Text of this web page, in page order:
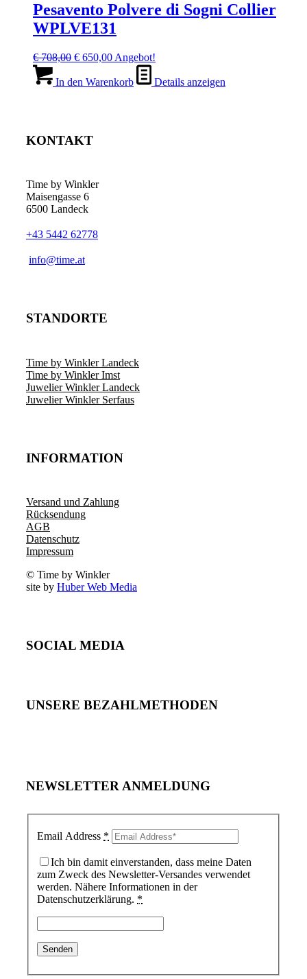
Pesavento Polvere di Sogni Collier
WPLVE131
€708,00 Ursprünglicher
war:
€ 650,00Aktueller
ist:
Angebot!
In den Warenkorb Details anzeigen
KONTAKT
Time by Winkler
Maisengasse 6
6500 Landeck
+43 5442 62778
­info@time.at
STANDORTE
Time by Winkler Landeck
Time by Winkler Imst
Juwelier Winkler Landeck
Juwelier Winkler Serfaus
INFORMATION
Versand und Zahlung
Rücksendung
AGB
Datenschutz
Impressum
© Time by Winkler
site by Huber Web Media
SOCIAL MEDIA
UNSERE BEZAHLMETHODEN
NEWSLETTER ANMELDUNG
Email Address *
Ich bin damit einverstanden, dass meine Daten
zum Zweck des Newsletter-Versandes verwendet
werden. Nähere Informationen in der
Datenschutzerklärung. *